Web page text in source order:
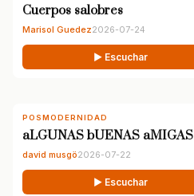
Cuerpos salobres
Marisol Guedez2026-07-24
▶ Escuchar
POSMODERNIDAD
aLGUNAS bUENAS aMIGAS
david musgö2026-07-22
▶ Escuchar